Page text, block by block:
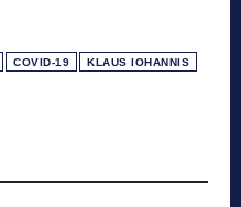
COVID-19 KLAUS IOHANNIS